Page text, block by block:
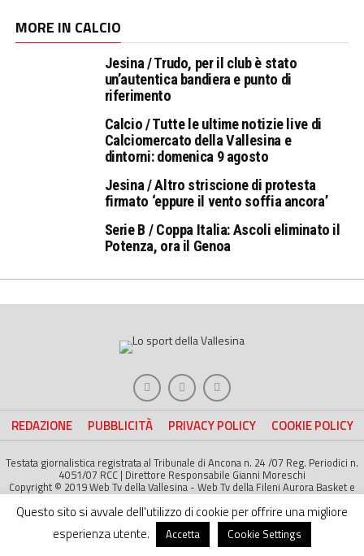
MORE IN CALCIO
Jesina / Trudo, per il club è stato
un’autentica bandiera e punto di
riferimento
Calcio / Tutte le ultime notizie live di
Calciomercato della Vallesina e
dintorni: domenica 9 agosto
Jesina / Altro striscione di protesta
firmato ‘eppure il vento soffia ancora’
Serie B / Coppa Italia: Ascoli eliminato il
Potenza, ora il Genoa
REDAZIONE PUBBLICITÀ PRIVACY POLICY COOKIE POLICY
Testata giornalistica registrata al Tribunale di Ancona n. 24 /07 Reg. Periodici n.
4051/07 RCC | Direttore Responsabile Gianni Moreschi
Copyright © 2019 Web Tv della Vallesina - Web Tv della Fileni Aurora Basket e
della Jesina Calcio. All right Reserved | Project byLife Color
Questo sito si avvale dell'utilizzo di cookie per offrire una migliore
esperienza utente.
Accetta Cookie Settings